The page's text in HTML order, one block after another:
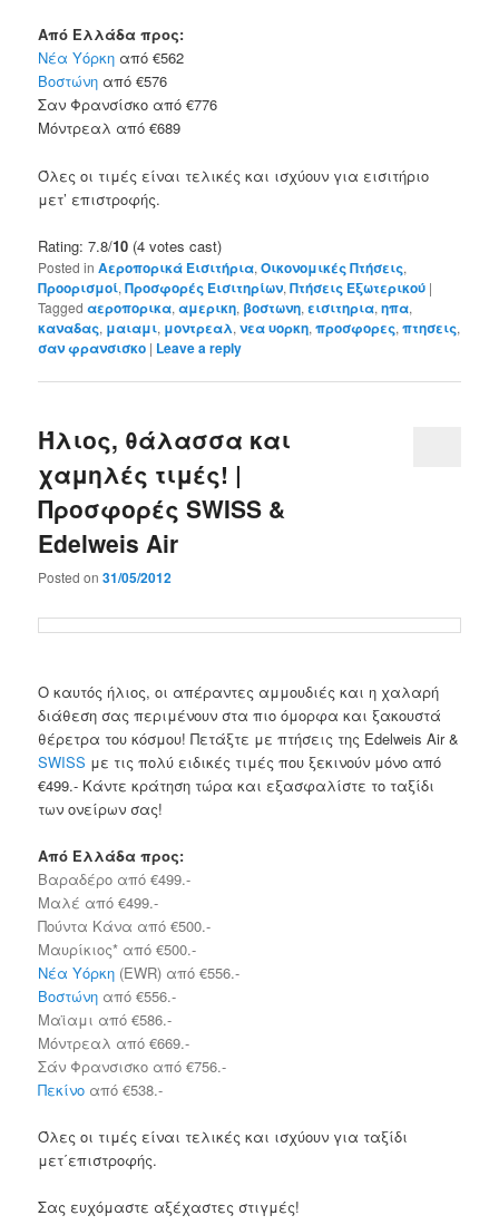
Από Ελλάδα προς:
Νέα Υόρκη από €562
Βοστώνη από €576
Σαν Φρανσίσκο από €776
Μόντρεαλ από €689
Όλες οι τιμές είναι τελικές και ισχύουν για εισιτήριο
μετ’ επιστροφής.
Rating: 7.8/10 (4 votes cast)
Posted in Αεροπορικά Εισιτήρια,Οικονομικές Πτήσεις,
Προορισμοί,Προσφορές Εισιτηρίων,Πτήσεις Εξωτερικού |
Tagged αεροπορικα,αμερικη, βοστωνη,εισιτηρια,ηπα,
καναδας, μαιαμι, μοντρεαλ,νεα υορκη,προσφορες,πτησεις,
σαν φρανσισκο | Leave a reply
Ήλιος, θάλασσα και
χαμηλές τιμές! |
Προσφορές SWISS &
Edelweis Air
Posted on31/05/2012
Ο καυτός ήλιος, οι απέραντες αμμουδιές και η χαλαρή
διάθεση σας περιμένουν στα πιο όμορφα και ξακουστά
θέρετρα του κόσμου! Πετάξτε με πτήσεις της Edelweis Air &
SWISS με τις πολύ ειδικές τιμές που ξεκινούν μόνο από
€499.- Κάντε κράτηση τώρα και εξασφαλίστε το ταξίδι
των ονείρων σας!
Από Ελλάδα προς:
Βαραδέρο από €499.-
Μαλέ από €499.-
Πούντα Κάνα από €500.-
Μαυρίκιος* από €500.-
Νέα Υόρκη (EWR) από €556.-
Βοστώνη από €556.-
Μαϊαμι από €586.-
Μόντρεαλ από €669.-
Σάν Φρανσισκο από €756.-
Πεκίνο από €538.-
Όλες οι τιμές είναι τελικές και ισχύουν για ταξίδι
μετ΄επιστροφής.
Σας ευχόμαστε αξέχαστες στιγμές!